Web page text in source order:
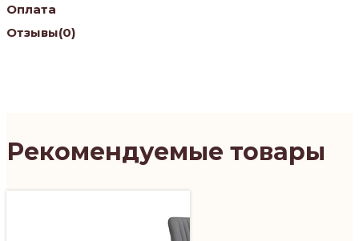
Оплата
Отзывы(0)
Рекомендуемые товары